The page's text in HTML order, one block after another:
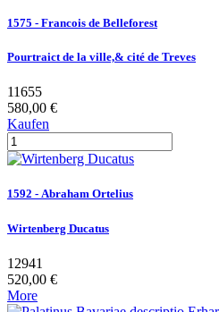
1575 - Francois de Belleforest
Pourtraict de la ville,& cité de Treves
11655
580,00 €
Kaufen
1592 - Abraham Ortelius
Wirtenberg Ducatus
12941
520,00 €
More